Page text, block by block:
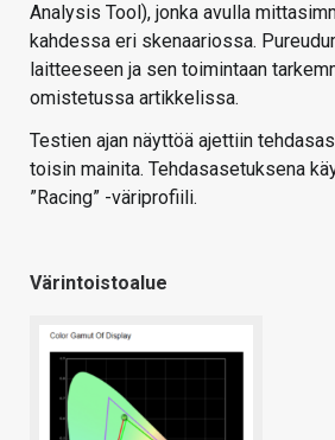
Analysis Tool), jonka avulla
kahdessa eri skenaariossa.
laitteeseen ja sen toimintaan
omistetussa artikkelissa.
Testien ajan näyttöä ajettiin
toisin mainita. Tehdasasetuksena
”Racing” -väriprofiili.
Värintoistoalue